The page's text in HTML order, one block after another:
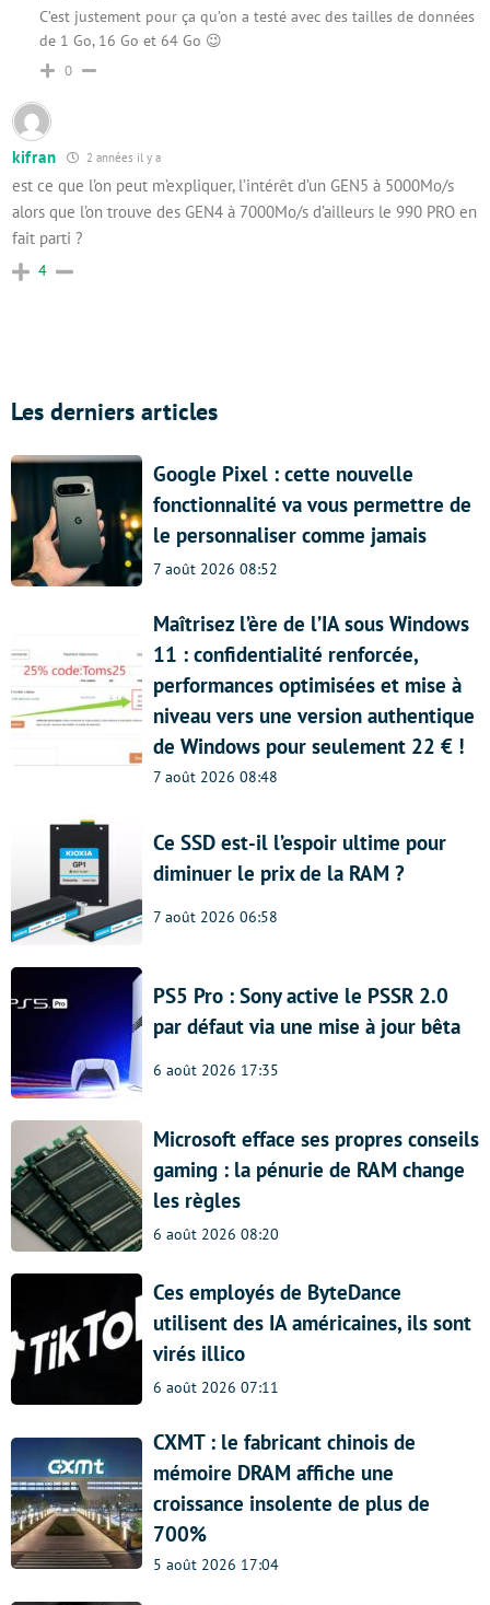
C’est justement pour ça qu’on a testé avec des tailles de données
de 1 Go, 16 Go et 64 Go 😉
0
kifran 2 années il y a
est ce que l’on peut m’expliquer, l’intérêt d’un GEN5 à 5000Mo/s
alors que l’on trouve des GEN4 à 7000Mo/s d’ailleurs le 990 PRO en
fait parti ?
4
Les derniers articles
Google Pixel : cette nouvelle
fonctionnalité va vous permettre de
le personnaliser comme jamais
7 août 2026 08:52
Maîtrisez l’ère de l’IA sous Windows
11 : confidentialité renforcée,
performances optimisées et mise à
niveau vers une version authentique
de Windows pour seulement 22 € !
7 août 2026 08:48
Ce SSD est-il l’espoir ultime pour
diminuer le prix de la RAM ?
7 août 2026 06:58
PS5 Pro : Sony active le PSSR 2.0
par défaut via une mise à jour bêta
6 août 2026 17:35
Microsoft efface ses propres conseils
gaming : la pénurie de RAM change
les règles
6 août 2026 08:20
Ces employés de ByteDance
utilisent des IA américaines, ils sont
virés illico
6 août 2026 07:11
CXMT : le fabricant chinois de
mémoire DRAM affiche une
croissance insolente de plus de
700%
5 août 2026 17:04